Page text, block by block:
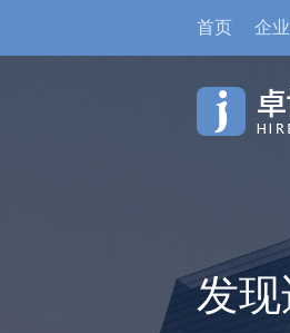
首页 企
发